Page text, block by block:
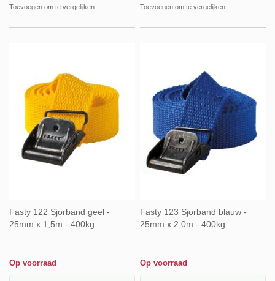
Toevoegen om te vergelijken Toevoegen om te vergelijken
Fasty 122 Sjorband geel -
25mm x 1,5m - 400kg
Op voorraad
Fasty 123 Sjorband blauw -
25mm x 2,0m - 400kg
Op voorraad